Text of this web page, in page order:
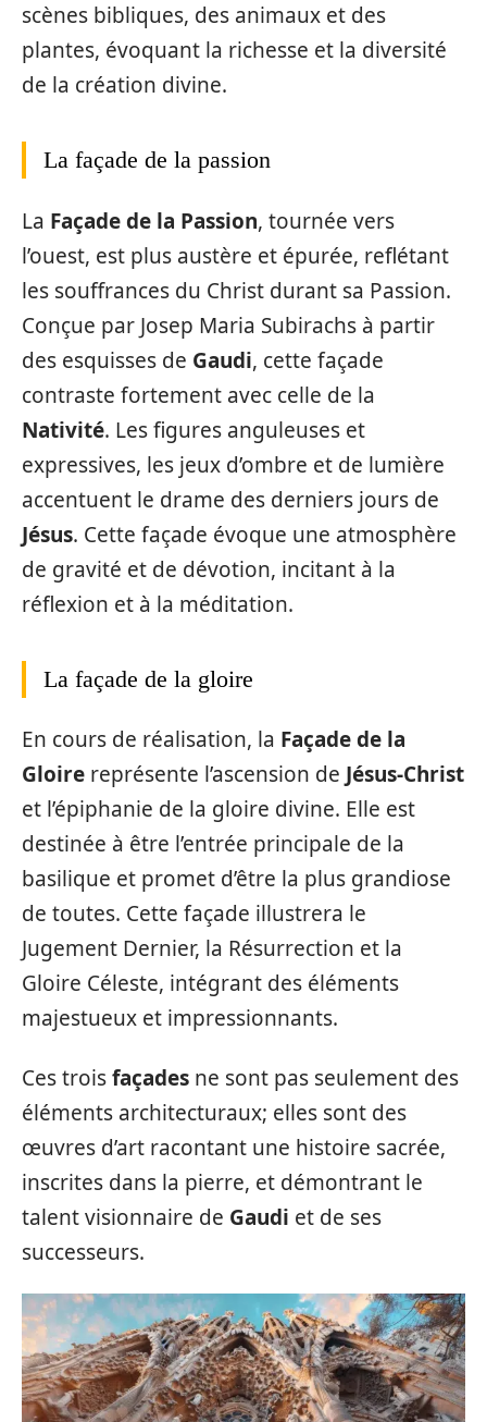
scènes bibliques, des animaux et des
plantes, évoquant la richesse et la diversité
de la création divine.
La façade de la passion
La Façade de la Passion, tournée vers
l’ouest, est plus austère et épurée, reflétant
les souffrances du Christ durant sa Passion.
Conçue par Josep Maria Subirachs à partir
des esquisses de Gaudi, cette façade
contraste fortement avec celle de la
Nativité. Les figures anguleuses et
expressives, les jeux d’ombre et de lumière
accentuent le drame des derniers jours de
Jésus. Cette façade évoque une atmosphère
de gravité et de dévotion, incitant à la
réflexion et à la méditation.
La façade de la gloire
En cours de réalisation, la Façade de la
Gloire représente l’ascension de Jésus-Christ
et l’épiphanie de la gloire divine. Elle est
destinée à être l’entrée principale de la
basilique et promet d’être la plus grandiose
de toutes. Cette façade illustrera le
Jugement Dernier, la Résurrection et la
Gloire Céleste, intégrant des éléments
majestueux et impressionnants.
Ces troisfaçades ne sont pas seulement des
éléments architecturaux; elles sont des
œuvres d’art racontant une histoire sacrée,
inscrites dans la pierre, et démontrant le
talent visionnaire de Gaudi et de ses
successeurs.